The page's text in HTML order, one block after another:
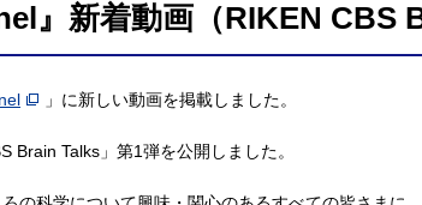
』新着動画（RIKEN CBS
」に新しい動画を掲載しました。
Brain Talks」第1弾を公開しました。